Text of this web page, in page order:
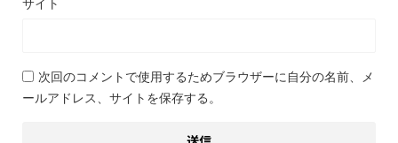
サイト
次回のコメントで使用するためブラウザーに自分の名前、メ
ールアドレス、サイトを保存する。